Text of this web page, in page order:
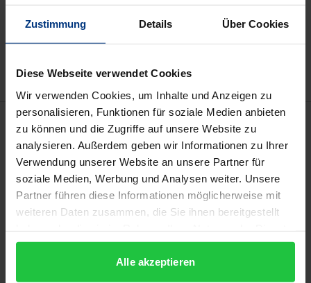
Zustimmung Details Über Cookies
Diese Webseite verwendet Cookies
Wir verwenden Cookies, um Inhalte und Anzeigen zu
personalisieren, Funktionen für soziale Medien anbieten
zu können und die Zugriffe auf unsere Website zu
analysieren. Außerdem geben wir Informationen zu Ihrer
Verwendung unserer Website an unsere Partner für
soziale Medien, Werbung und Analysen weiter. Unsere
Partner führen diese Informationen möglicherweise mit
weiteren Daten zusammen, die Sie ihnen bereitgestellt
gesammelt haben.
Alle akzeptieren
In den Warenkorb
Zur Wunschliste hinzufügen
Hinweise zu Versandkosten
Beschreibung
Das Treuhandkonto gehört zu den
meistverwendeten Rechtsinstrumenten im
Wirtschaftsleben. Derzeit gibt es jedoch keine
einheitlichen gesetzlichen Vorgaben für das
Vorliegen eines Treuhandkontos und für seinen
Schutz vor Zugriffen von Gläubigern in
Zwangsvollstreckung und Insolvenz. Die Arbeit